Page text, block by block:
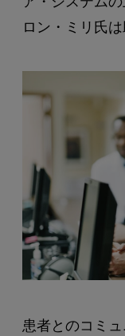
ロン・ミリ氏は
患者とのコミ